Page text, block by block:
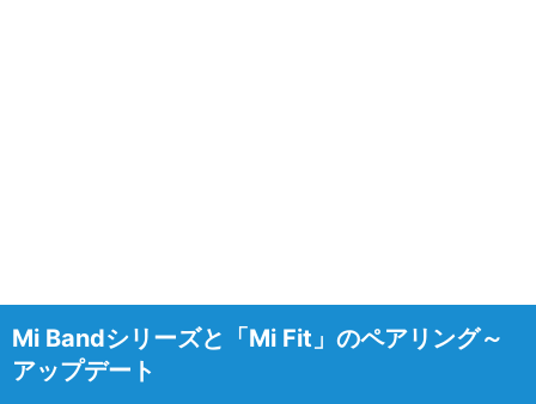
Mi Bandシリーズと「Mi Fit」のペアリング～
アップデート